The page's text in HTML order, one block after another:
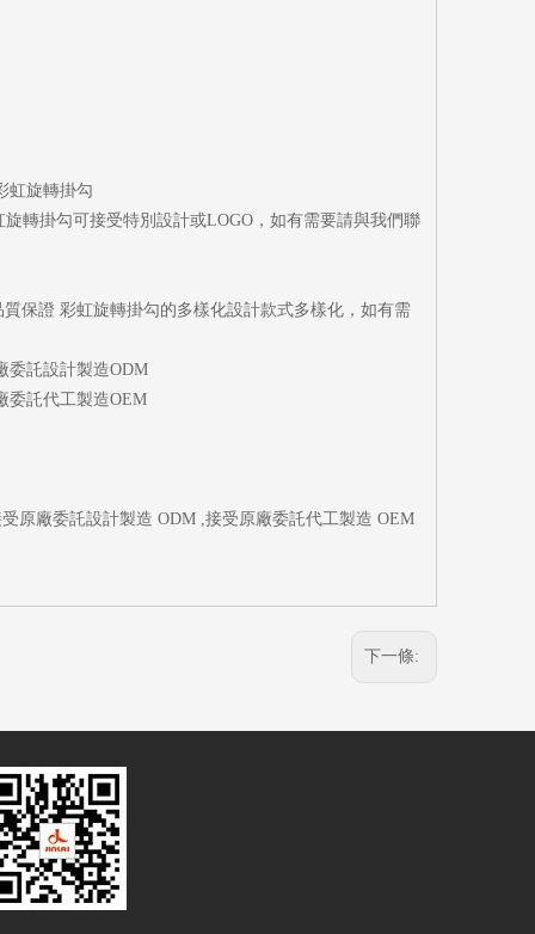
虹旋轉掛勾
轉掛勾可接受特別設計或LOGO，如有需要請與我們聯
保證 彩虹旋轉掛勾的多樣化設計款式多樣化，如有需
委託設計製造ODM
委託代工製造OEM
原廠委託設計製造 ODM ,接受原廠委託代工製造 OEM
下一條: